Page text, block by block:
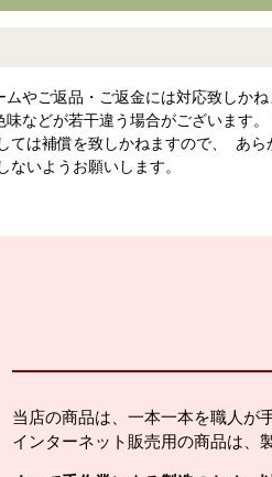
やご返品・ご返金には対応致しか
などが若干違う場合がございます
ては補償を致しかねますので、 あ
ないようお願いします。
当店の商品は、一本一本を職人が
インターネット販売用の商品は、